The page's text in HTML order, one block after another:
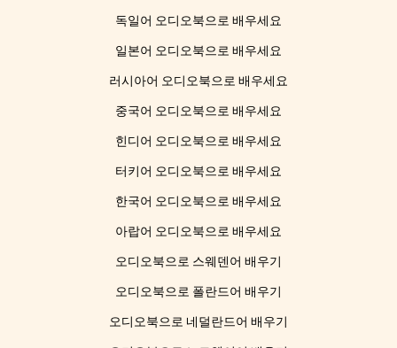
독일어 오디오북으로 배우세요
일본어 오디오북으로 배우세요
러시아어 오디오북으로 배우세요
중국어 오디오북으로 배우세요
힌디어 오디오북으로 배우세요
터키어 오디오북으로 배우세요
한국어 오디오북으로 배우세요
아랍어 오디오북으로 배우세요
오디오북으로 스웨덴어 배우기
오디오북으로 폴란드어 배우기
오디오북으로 네덜란드어 배우기